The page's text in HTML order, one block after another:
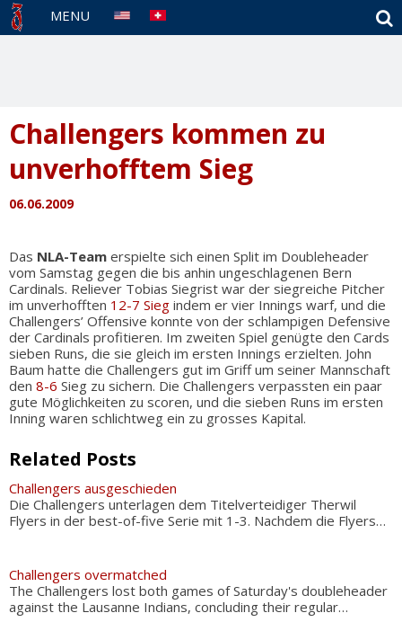
MENU
Challengers kommen zu
unverhofftem Sieg
06.06.2009
Das NLA-Team erspielte sich einen Split im Doubleheader
vom Samstag gegen die bis anhin ungeschlagenen Bern
Cardinals. Reliever Tobias Siegrist war der siegreiche Pitcher
im unverhofften 12-7 Sieg indem er vier Innings warf, und die
Challengers’ Offensive konnte von der schlampigen Defensive
der Cardinals profitieren. Im zweiten Spiel genügte den Cards
sieben Runs, die sie gleich im ersten Innings erzielten. John
Baum hatte die Challengers gut im Griff um seiner Mannschaft
den 8-6 Sieg zu sichern. Die Challengers verpassten ein paar
gute Möglichkeiten zu scoren, und die sieben Runs im ersten
Inning waren schlichtweg ein zu grosses Kapital.
Related Posts
Challengers ausgeschieden
Die Challengers unterlagen dem Titelverteidiger Therwil
Flyers in der best-of-five Serie mit 1-3. Nachdem die Flyers…
Challengers overmatched
The Challengers lost both games of Saturday's doubleheader
against the Lausanne Indians, concluding their regular…